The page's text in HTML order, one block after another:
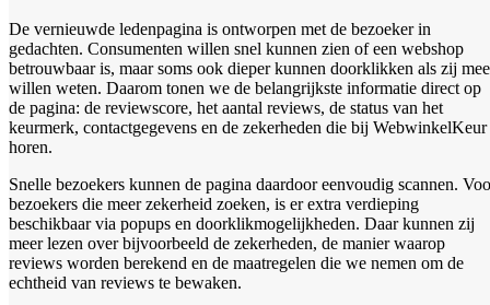
De vernieuwde ledenpagina is ontworpen met de bezoeker in
gedachten. Consumenten willen snel kunnen zien of een webshop
betrouwbaar is, maar soms ook dieper kunnen doorklikken als zij
willen weten. Daarom tonen we de belangrijkste informatie direct op
de pagina: de reviewscore, het aantal reviews, de status van het
keurmerk, contactgegevens en de zekerheden die bij WebwinkelKeur
horen.
Snelle bezoekers kunnen de pagina daardoor eenvoudig scannen.
bezoekers die meer zekerheid zoeken, is er extra verdieping
beschikbaar via popups en doorklikmogelijkheden. Daar kunnen zij
meer lezen over bijvoorbeeld de zekerheden, de manier waarop
reviews worden berekend en de maatregelen die we nemen om de
echtheid van reviews te bewaken.